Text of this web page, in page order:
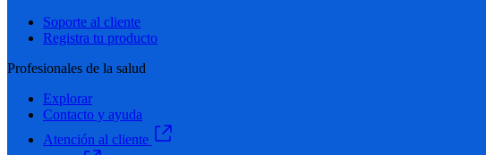
Soporte al cliente
Registra tu producto
Profesionales de la salud
Explorar
Contacto y ayuda
Atención al cliente